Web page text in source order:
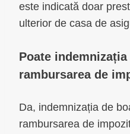
este indicată doar
ulterior de casa de
Poate
rambursarea de
Da, indemnizația de
rambursarea de